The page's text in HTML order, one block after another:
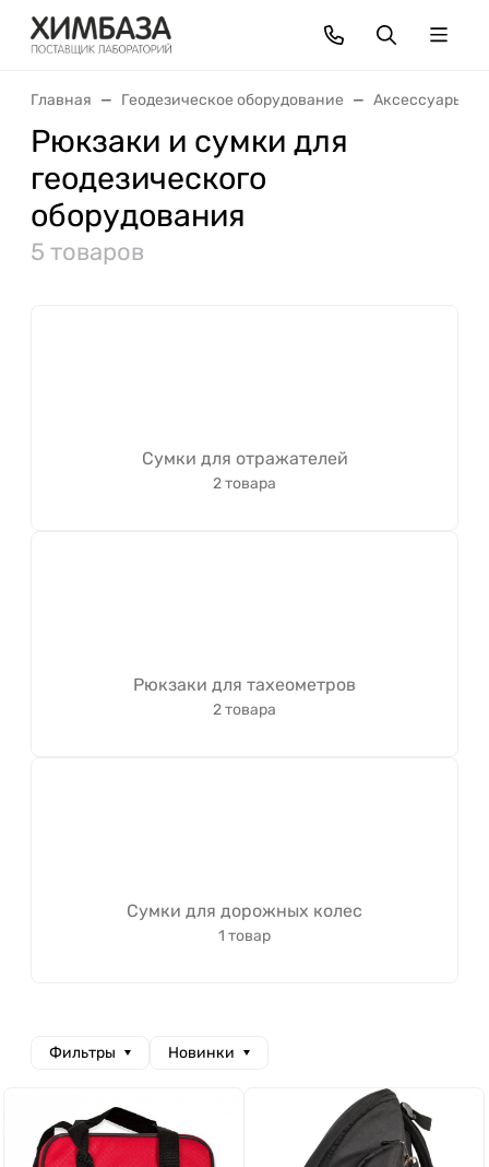
Главная Геодезическое оборудование Аксессуары
Рюкзаки и сумки для
геодезического
оборудования
5 товаров
Сумки для отражателей
2 товара
Рюкзаки для тахеометров
2 товара
Сумки для дорожных колес
1 товар
Фильтры Новинки